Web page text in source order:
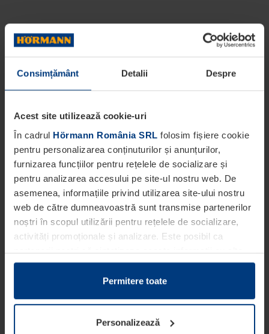
Consimțământ Detalii Despre
Acest site utilizează cookie-uri
În cadrul Hörmann România SRL folosim fișiere cookie
pentru personalizarea conținuturilor și anunțurilor,
furnizarea funcțiilor pentru rețelele de socializare și
pentru analizarea accesului pe site-ul nostru web. De
asemenea, informațiile privind utilizarea site-ului nostru
web de către dumneavoastră sunt transmise partenerilor
noștri în scopul utilizării pentru rețelele de socializare,
activități promoționale și analizare. Este posibil ca
partenerii noștri să sintetizeze aceste informații cu alte
date pe care dumneavoastră le-ați pus la dispoziția
acestora ori care au fost colectate în cadrul utilizării
Din punct de vedere legal, putem stoca fișiere cookie pe
dispozitivul dumneavoastră în cazul în care acestea sunt
Permitere toate
Personalizează